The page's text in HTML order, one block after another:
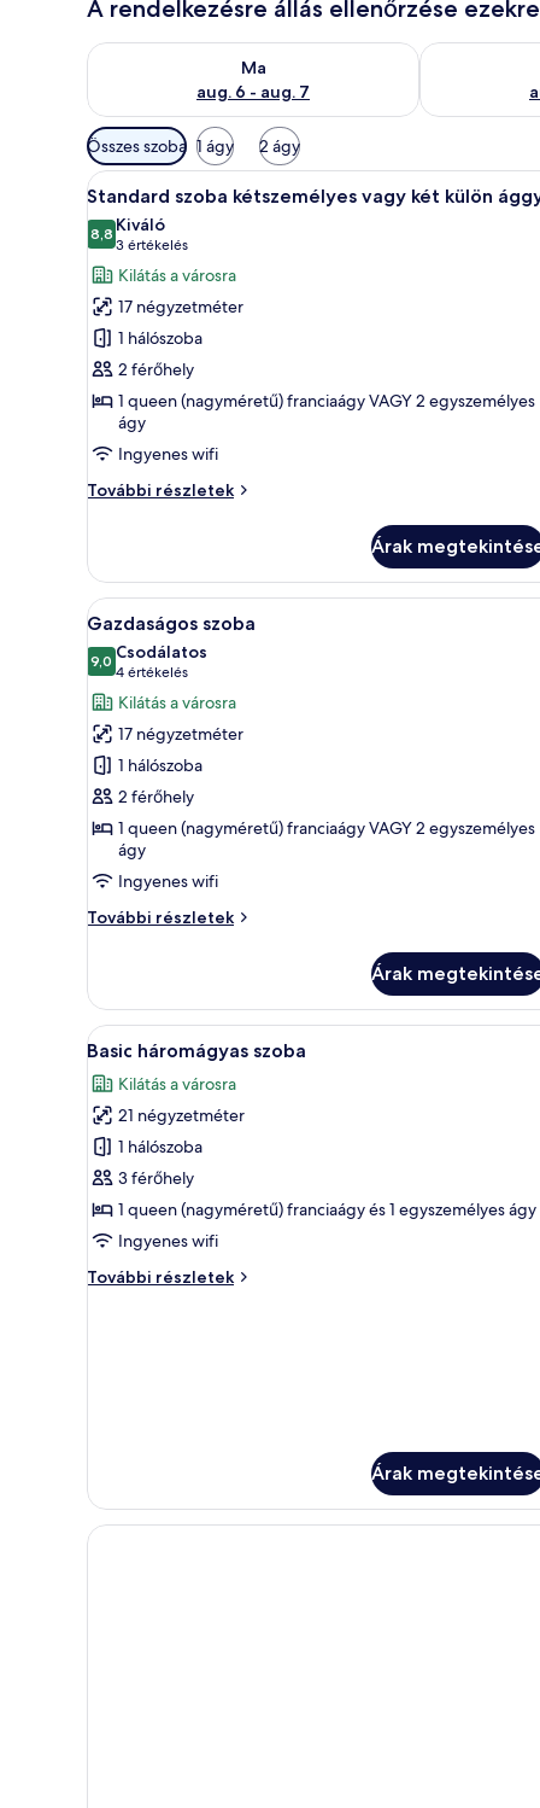
A rendelkezésre állás ellenőrzése
Ma
aug. 6 - aug. 7
A ma esti rendelkezésre állás ellenőrzése: aug. 6 -
A holnapi
Szobákhoz
rendelkezésre
álló
szűrők
Összes szoba 1 ágy 2 ágy
A
következő
szoba
összes
képének
megtekintése:
Standard
szoba
kétszemélyes
vagy
két
külön
Egy szállodai szoba,
5
Standard szoba kétszemélyes vagy két külön
8,810-ből 8,8
Kiváló
3 értékelés
(3
értékelés)
Kilátás a városra
17 négyzetméter
1 hálószoba
2 férőhely
1 queen (nagyméretű) franciaágy VAGY 2 egyszemélyes
ágy
Ingyenes wifi
További részletek
Standard
két
külön
ággyal
további
részletei
Árak
A
következő
szoba
összes
képének
megtekintése:
Gazdaságos
szoba
Egy szállodai szoba,
4
Gazdaságos szoba
9,010-ből 9,0
Csodálatos
4 értékelés
(4
értékelés)
Kilátás a városra
17 négyzetméter
1 hálószoba
2 férőhely
1 queen (nagyméretű) franciaágy VAGY 2 egyszemélyes
ágy
Ingyenes wifi
További részletek
Gazdaságos
Árak
A
következő
szoba
összes
képének
megtekintése:
Basic
háromágyas
szoba
Egy szállodai szoba két
4
Basic háromágyas szoba
Kilátás a városra
21 négyzetméter
1 hálószoba
3 férőhely
1 queen (nagyméretű) franciaágy és 1 egyszemélyes ágy
Ingyenes wifi
További részletek
Basic
Árak